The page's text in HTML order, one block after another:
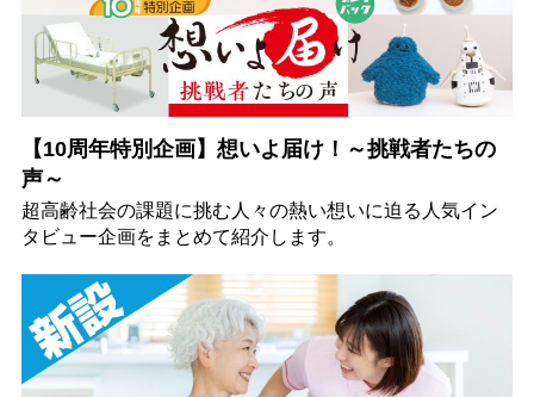
【10周年特別企画】想いよ届け！～挑戦者たちの
声～
超高齢社会の課題に挑む人々の熱い想いに迫る人気イン
タビュー企画をまとめて紹介します。